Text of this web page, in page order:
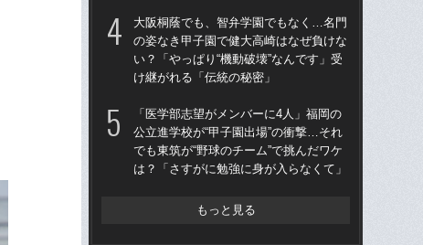
大阪桐蔭でも、智弁学園でもなく…名門
の姿なき甲子園で健大高崎はなぜ負けな
い？「やっぱり“機動破壊”なんです」受
け継がれる「伝統の秘密」
「医学部志望がメンバーに4人」福岡の
公立進学校が“甲子園出場”の衝撃…それ
でも東筑が“野球のチーム”で挑んだワケ
は？「さすがに勉強に身が入らなくて」
もっと見る